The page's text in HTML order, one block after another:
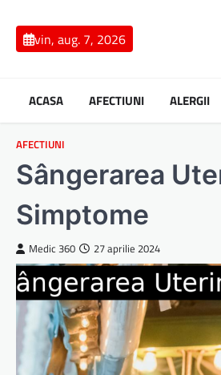
contentvin, aug. 7, 2026
ACASA AFECTIUNI ALERGII
AFECTIUNI
Sângerarea
Simptome
Medic 360 27 aprilie 2024